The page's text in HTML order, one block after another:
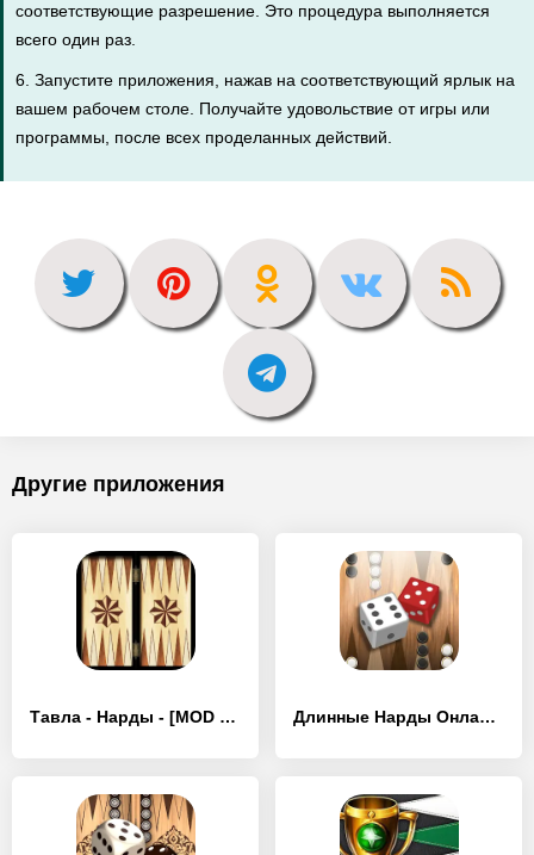
соответствующие разрешение. Это процедура выполняется
всего один раз.
6. Запустите приложения, нажав на соответствующий ярлык на
вашем рабочем столе. Получайте удовольствие от игры или
программы, после всех проделанных действий.
Другие приложения
Тавла - Нарды - [MOD Много денег] Длинные Нарды Онлайн - [MOD Бесконечные деньги]